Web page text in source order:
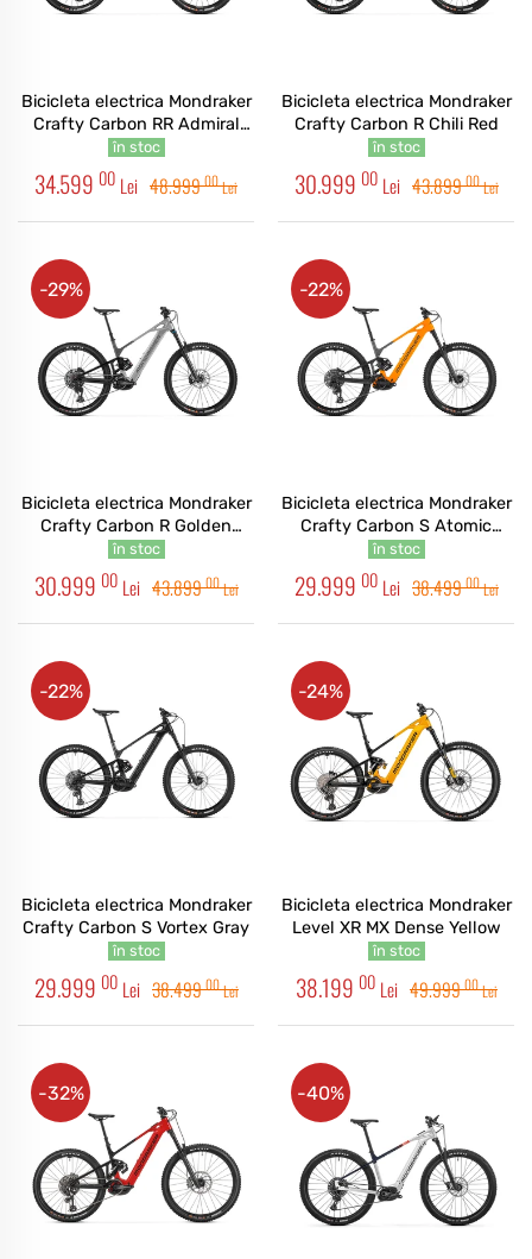
Bicicleta electrica Mondraker
Crafty Carbon RR Admiral
Blue
în stoc
34.599 00 Lei 48.99900Lei
Bicicleta electrica Mondraker
Crafty Carbon R Chili Red
în stoc
30.999 00 Lei 43.89900Lei
Bicicleta electrica Mondraker
Crafty Carbon R Golden
Silver
în stoc
30.999 00 Lei 43.89900Lei
-29%
Bicicleta electrica Mondraker
Crafty Carbon S Atomic
Orange
în stoc
29.999 00 Lei 38.49900Lei
-22%
Bicicleta electrica Mondraker
Crafty Carbon S Vortex Gray
în stoc
29.999 00 Lei 38.49900Lei
-22%
Bicicleta electrica Mondraker
Level XR MX Dense Yellow
în stoc
38.199 00 Lei 49.99900Lei
-24%
-32% -40%